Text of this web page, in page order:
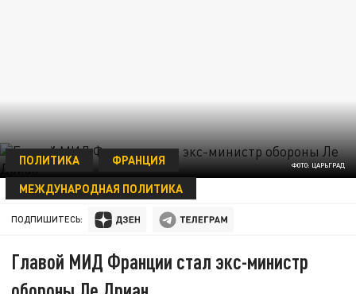
ФОТО: ЦАРЬГРАД
ПОЛИТИКА
ФРАНЦИЯ
МЕЖДУНАРОДНАЯ ПОЛИТИКА
17 МАЯ 16:23
ПОДПИШИТЕСЬ:
Главой МИД Франции стал экс-министр